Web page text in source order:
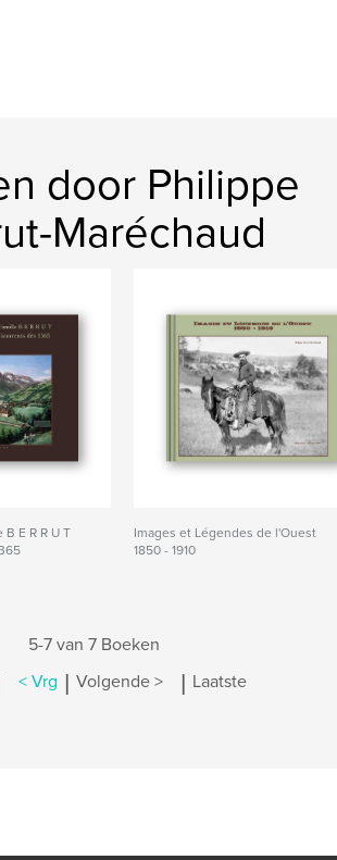
door Philippe
Maréchaud
E R R U T
Images et Légendes de l'Ouest
1850 - 1910
5-7 van 7 Boeken
< Vrg | Volgende > | Laatste